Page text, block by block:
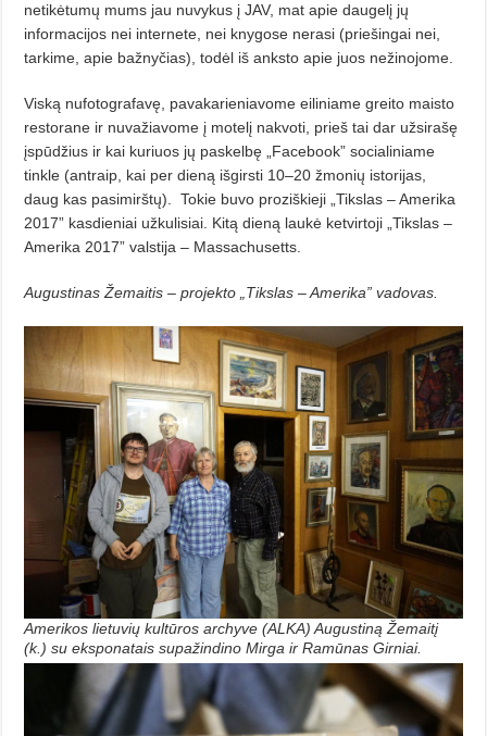
netikėtumų mums jau nuvykus į JAV, mat apie daugelį jų
informacijos nei internete, nei knygose nerasi (priešingai nei,
tarkime, apie bažnyčias), todėl iš anksto apie juos nežinojome.
Viską nufotografavę, pavakarieniavome eiliniame greito maisto
restorane ir nuvažiavome į motelį nakvoti, prieš tai dar užsirašę
įspūdžius ir kai kuriuos jų paskelbę „Facebook” socialiniame
tinkle (antraip, kai per dieną išgirsti 10–20 žmonių istorijas,
daug kas pasimirštų). Tokie buvo proziškieji „Tikslas – Amerika
2017” kasdieniai užkulisiai. Kitą dieną laukė ketvirtoji „Tikslas –
Amerika 2017” valstija – Massachusetts.
Augustinas Žemaitis – projekto „Tikslas – Amerika” vadovas.
Amerikos lietuvių kultūros archyve (ALKA) Augustiną Žemaitį
(k.) su eksponatais supažindino Mirga ir Ramūnas Girniai.